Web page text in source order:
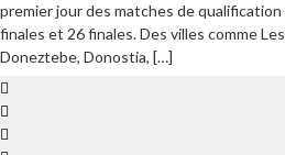
premier jour des matches de
finales et 26 finales. Des villes comme
Doneztebe, Donostia, […]